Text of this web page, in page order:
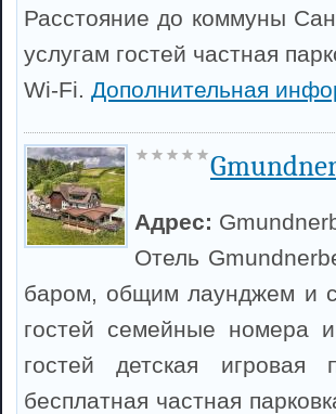
Расстояние до коммуны
услугам гостей частная
Wi-Fi. Дополнительная
Адрес:
Отель
баром, общим лаунджем и
гостей семейные номера
гостей детская
бесплатная частная